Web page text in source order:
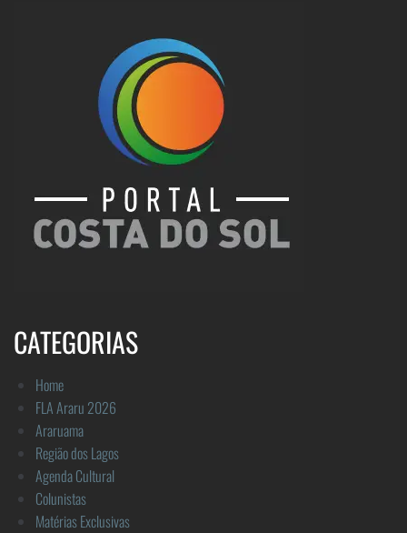
CATEGORIAS
Home
FLA Araru 2026
Araruama
Região dos Lagos
Agenda Cultural
Colunistas
Matérias Exclusivas